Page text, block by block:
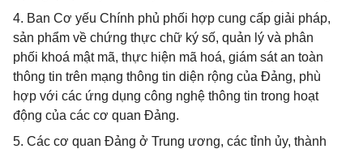
4. Ban Cơ yếu Chính phủ phối hợp cung cấp giải pháp,
sản phẩm về chứng thực chữ ký số, quản lý và phân
phối khoá mật mã, thực hiện mã hoá, giám sát an toàn
thông tin trên mạng thông tin diện rộng của Đảng, phù
hợp với các ứng dụng công nghệ thông tin trong hoạt
động của các cơ quan Đảng.
5. Các cơ quan Đảng ở Trung ương, các tỉnh ủy, thành